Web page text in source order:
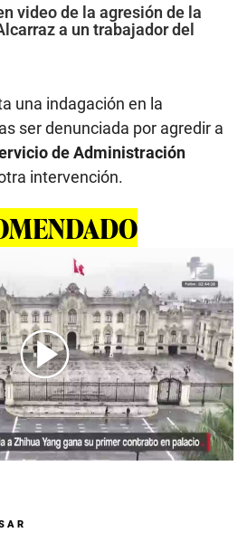
video de la agresión de la
a un trabajador del
una indagación en la
ser denunciada por agredir a
de Administración
intervención.